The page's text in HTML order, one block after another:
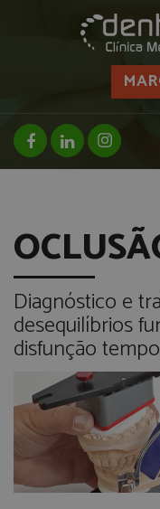
facebook page
linkedin page
Diagnóstico e
desequilíbrios
disfunção